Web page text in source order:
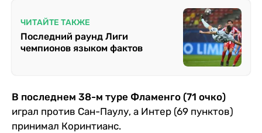
ЧИТАЙТЕ ТАКЖЕ
Последний раунд Лиги
чемпионов языком фактов
В последнем 38-м туре Фламенго (71 очко)
играл против Сан-Паулу, а Интер (69 пунктов)
принимал Коринтианс.